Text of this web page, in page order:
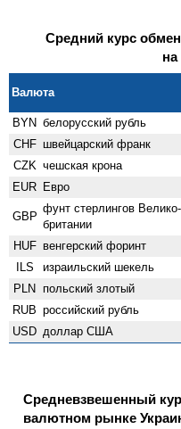
Средний курс
на
Валюта
BYN белорусский рубль
CHF швейцарский франк
CZK чешская крона
EUR Евро
GBP
фунт стерлингов Велико­
британии
HUF венгерский форинт
ILS израильский шекель
PLN польский злотый
RUB российский рубль
USD доллар США
Средневзвешенный
валютном рынке